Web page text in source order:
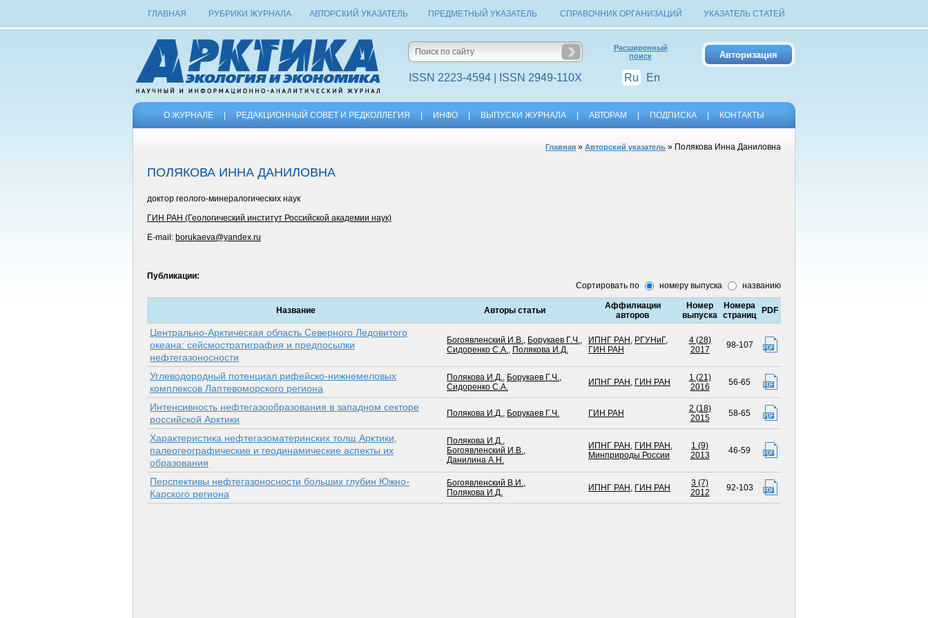
ГЛАВНАЯ РУБРИКИ ЖУРНАЛА АВТОРСКИЙ УКАЗАТЕЛЬ ПРЕДМЕТНЫЙ УКАЗАТЕЛЬ СПРАВОЧНИК ОРГАНИЗАЦИЙ УКАЗАТЕЛЬ СТАТЕЙ
ISSN 2223-4594 | ISSN 2949-110X
Расширенный
поиск
Ru En
О ЖУРНАЛЕ РЕДАКЦИОННЫЙ СОВЕТ И РЕДКОЛЛЕГИЯ ИНФО ВЫПУСКИ ЖУРНАЛА АВТОРАМ ПОДПИСКА КОНТАКТЫ
Главная » Авторский указатель » Полякова Инна Даниловна
ПОЛЯКОВА ИННА ДАНИЛОВНА
доктор геолого-минералогических наук
ГИН РАН (Геологический институт Российской академии наук)
E-mail: borukaeva@yandex.ru
Публикации:
Сортировать по
номеру выпуска названию
Название Авторы статьи
Аффилиации
авторов
Номер
выпуска
Номера
страниц
PDF
Центрально-Арктическая область Северного Ледовитого
океана: сейсмостратиграфия и предпосылки
нефтегазоносности
Богоявленский И.В., Борукаев Г.Ч.,
Сидоренко С.А., Полякова И.Д.
ИПНГ РАН , РГУНиГ,
ГИН РАН
4 (28)
2017
98-107
Углеводородный потенциал рифейско-нижнемеловых
комплексов Лаптевоморского региона
Полякова И.Д., Борукаев Г.Ч.,
Сидоренко С.А.
ИПНГ РАН , ГИН РАН
1 (21)
2016
56-65
Интенсивность нефтегазообразования в западном секторе
российской Арктики
Полякова И.Д., Борукаев Г.Ч. ГИН РАН
2 (18)
2015
58-65
Характеристика нефтегазоматеринских толщ Арктики,
палеогеографические и геодинамические аспекты их
образования
Полякова И.Д.,
Богоявленский И.В.,
Данилина А.Н.
ИПНГ РАН , ГИН РАН ,
Минприроды России
1 (9)
2013
46-59
Перспективы нефтегазоносности больших глубин Южно-
Карского региона
Богоявленский В.И.,
Полякова И.Д.
ИПНГ РАН , ГИН РАН
3 (7)
2012
92-103